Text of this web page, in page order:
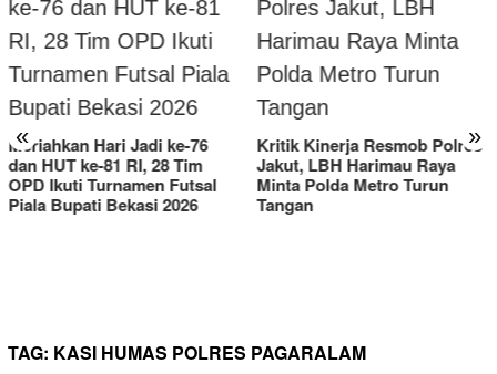
« »
Kritik Kinerja Resmob Polres
Jakut, LBH Harimau Raya
Minta Polda Metro Turun
Tangan
Peta Politik Memanas, Heri
Daftar Jadi Calon Kades
Sukaraya Keenam
TAG: KASI HUMAS POLRES PAGARALAM